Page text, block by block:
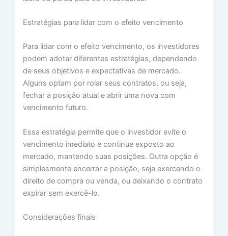
Estratégias para lidar com o efeito vencimento
Para lidar com o efeito vencimento, os investidores
podem adotar diferentes estratégias, dependendo
de seus objetivos e expectativas de mercado.
Alguns optam por rolar seus contratos, ou seja,
fechar a posição atual e abrir uma nova com
vencimento futuro.
Essa estratégia permite que o investidor evite o
vencimento imediato e continue exposto ao
mercado, mantendo suas posições. Outra opção é
simplesmente encerrar a posição, seja exercendo o
direito de compra ou venda, ou deixando o contrato
expirar sem exercê-lo.
Considerações finais